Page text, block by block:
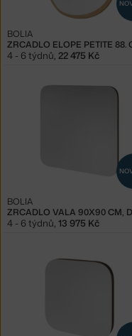
BOLIA
4 - 6 týdnů 22 475 Kč
BOLIA
4 - 6 týdnů, 13 975 Kč